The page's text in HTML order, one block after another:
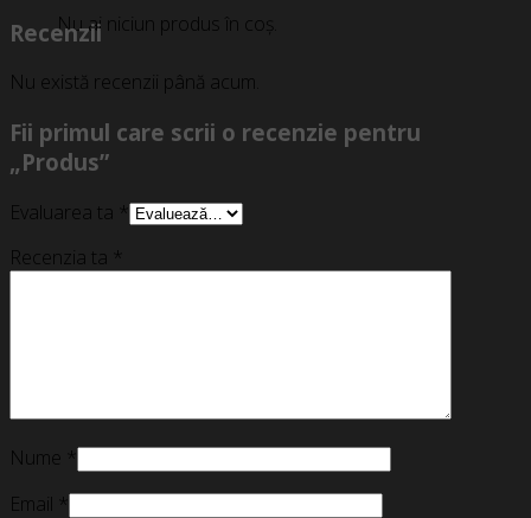
Nu ai niciun produs în coș.
Recenzii
Nu există recenzii până acum.
Fii primul care scrii o recenzie pentru
„Produs”
Evaluarea ta *
Recenzia ta *
Nume *
Email *